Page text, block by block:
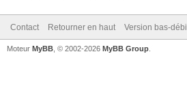
Contact Retourner en haut Version bas-
Moteur MyBB , © 2002-2026 MyBB Group